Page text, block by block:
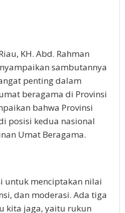
KH. Abd. Rahman
sambutannya
penting dalam
beragama di Provinsi
bahwa Provinsi
posisi kedua nasional
Umat Beragama.
untuk menciptakan nilai
dan moderasi. Ada tiga
kita jaga, yaitu rukun